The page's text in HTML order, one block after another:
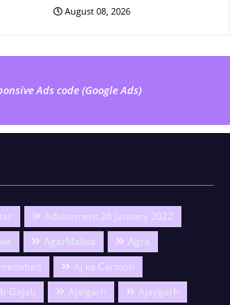
August 08, 2026
Ads code (Google Ads)
Advisement 26 January 2022
AgarMalwa
Agra
Aj ka Cartoon
Gajab Ajaigarh Ajaygarh